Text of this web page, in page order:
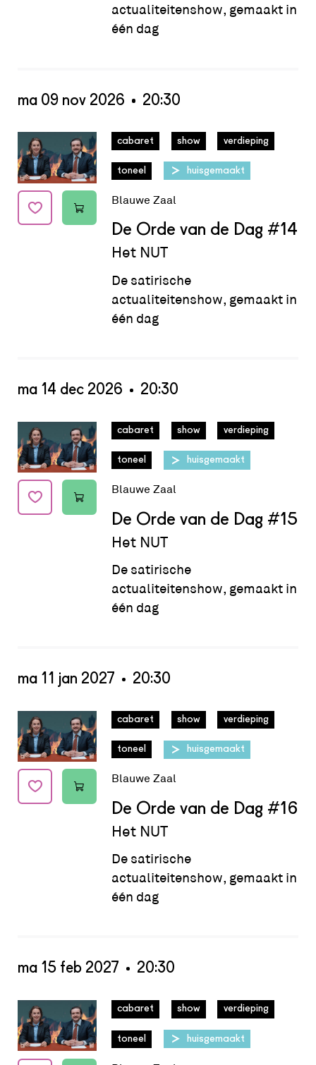
actualiteitenshow, gemaakt in
één dag
De Orde van de Dag #14
Het NUT
De satirische
actualiteitenshow, gemaakt in
één dag
Datum: ma 09 nov 2026 - 20:30
cabaret show verdieping
toneel huisgemaakt
Blauwe Zaal
ma 09 nov 2026 20:30
De Orde van de Dag #15
Het NUT
De satirische
actualiteitenshow, gemaakt in
één dag
Datum: ma 14 dec 2026 - 20:30
cabaret show verdieping
toneel huisgemaakt
Blauwe Zaal
ma 14 dec 2026 20:30
De Orde van de Dag #16
Het NUT
De satirische
actualiteitenshow, gemaakt in
één dag
Datum: ma 11 jan 2027 - 20:30
cabaret show verdieping
toneel huisgemaakt
Blauwe Zaal
ma 11 jan 2027 20:30
Datum: ma 15 feb 2027 - 20:30
cabaret show verdieping
toneel huisgemaakt
ma 15 feb 2027 20:30